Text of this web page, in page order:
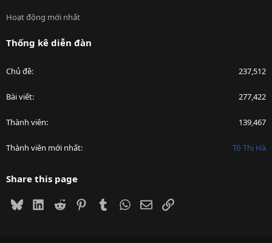
Hoạt động mới nhất
Thống kê diễn đàn
Chủ đề 237,512
Bài viết 277,422
Thành viên 139,467
Thành viên mới nhất Tô Thị Hà
Share this page
BlueskyLinkedIn
Reddit PinterestTumblrWhatsApp
EmailLink